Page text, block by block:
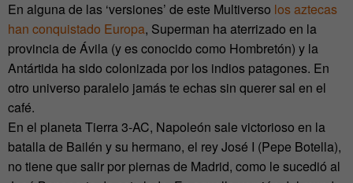
En alguna de las ‘versiones’ de este Multiverso los aztecas
han conquistado Europa, Superman ha aterrizado en la
provincia de Ávila (y es conocido como Hombretón) y la
Antártida ha sido colonizada por los indios patagones. En
otro universo paralelo jamás te echas sin querer sal en el
café.
En el planeta Tierra 3-AC, Napoleón sale victorioso en la
batalla de Bailén y su hermano, el rey José I (Pepe Botella),
no tiene que salir por piernas de Madrid, como le sucedió al